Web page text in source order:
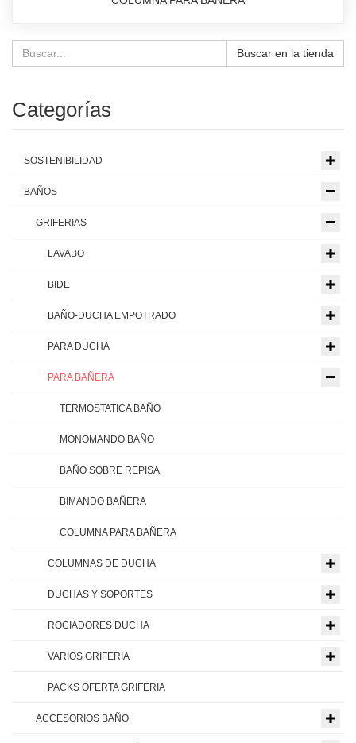
Buscar en la tienda
Categorías
SOSTENIBILIDAD
BAÑOS
GRIFERIAS
LAVABO
BIDE
BAÑO-DUCHA EMPOTRADO
PARA DUCHA
PARA BAÑERA
TERMOSTATICA BAÑO
MONOMANDO BAÑO
BAÑO SOBRE REPISA
BIMANDO BAÑERA
COLUMNA PARA BAÑERA
COLUMNAS DE DUCHA
DUCHAS Y SOPORTES
ROCIADORES DUCHA
VARIOS GRIFERIA
PACKS OFERTA GRIFERIA
ACCESORIOS BAÑO